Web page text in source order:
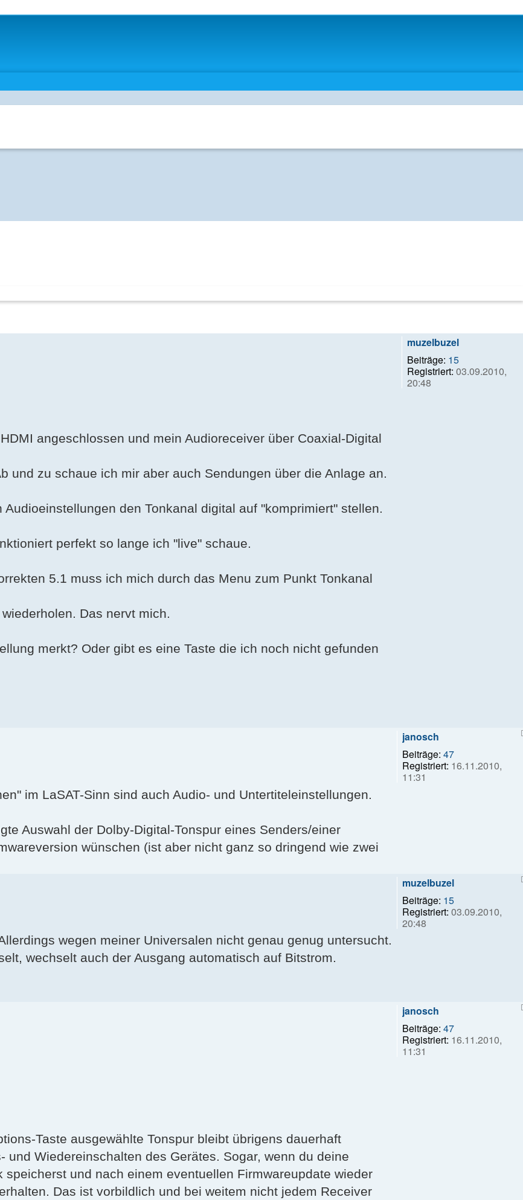
muzelbuzel
Beiträge: 15
Registriert: 03.09.2010,
20:48
angeschlossen und mein Audioreceiver über Coaxial-Digital
und zu schaue ich mir aber auch Sendungen über die Anlage an.
den Tonkanal digital auf "komprimiert" stellen.
perfekt so lange ich "live" schaue.
5.1 muss ich mich durch das Menu zum Punkt Tonkanal
Das nervt mich.
merkt? Oder gibt es eine Taste die ich noch nicht gefunden
janosch
Beiträge: 47
Registriert: 16.11.2010,
11:31
im LaSAT-Sinn sind auch Audio- und Untertiteleinstellungen.
Auswahl der Dolby-Digital-Tonspur eines Senders/einer
wünschen (ist aber nicht ganz so dringend wie zwei
muzelbuzel
Beiträge: 15
Registriert: 03.09.2010,
20:48
wegen meiner Universalen nicht genau genug untersucht.
wechselt auch der Ausgang automatisch auf Bitstrom.
janosch
Beiträge: 47
Registriert: 16.11.2010,
11:31
Taste ausgewählte Tonspur bleibt übrigens dauerhaft
Wiedereinschalten des Gerätes. Sogar, wenn du deine
und nach einem eventuellen Firmwareupdate wieder
Das ist vorbildlich und bei weitem nicht jedem Receiver